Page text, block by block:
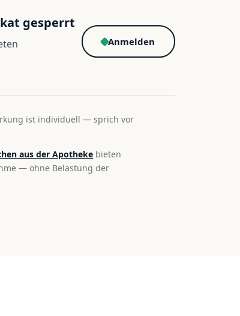
gesperrt
Anmelden
ist individuell — sprich vor
aus der Apotheke bieten
— ohne Belastung der